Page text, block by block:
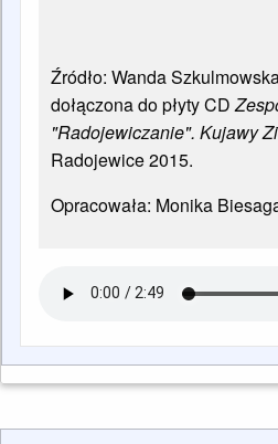
Źródło: Wanda
dołączona do płyty CD
"Radojewiczanie". Kujawy
Radojewice 2015.
Opracowała: Monika